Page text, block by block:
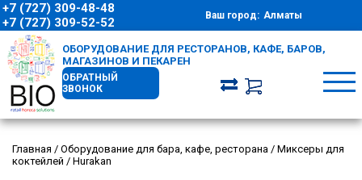
+7 (727) 309-48-48
+7 (727) 309-52-52
Ваш город: Алматы
ОБОРУДОВАНИЕ ДЛЯ РЕСТОРАНОВ, КАФЕ, БАРОВ,
МАГАЗИНОВ И ПЕКАРЕН
ОБРАТНЫЙ
ЗВОНОК
Главная / Оборудование для бара, кафе, ресторана / Миксеры для
коктейлей / Hurakan